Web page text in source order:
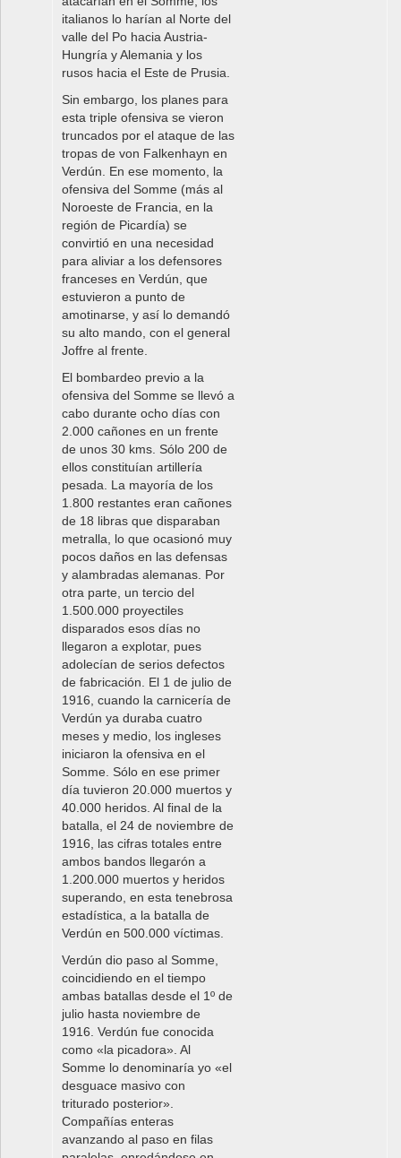
italianos lo harían al Norte del
valle del Po hacia Austria-
Hungría y Alemania y los
rusos hacia el Este de Prusia.
Sin embargo, los planes para
esta triple ofensiva se vieron
truncados por el ataque de las
tropas de von Falkenhayn en
Verdún. En ese momento, la
ofensiva del Somme (más al
Noroeste de Francia, en la
región de Picardía) se
convirtió en una necesidad
para aliviar a los defensores
franceses en Verdún, que
estuvieron a punto de
amotinarse, y así lo demandó
su alto mando, con el general
Joffre al frente.
El bombardeo previo a la
ofensiva del Somme se llevó a
cabo durante ocho días con
2.000 cañones en un frente
de unos 30 kms. Sólo 200 de
ellos constituían artillería
pesada. La mayoría de los
1.800 restantes eran cañones
de 18 libras que disparaban
metralla, lo que ocasionó muy
pocos daños en las defensas
y alambradas alemanas. Por
otra parte, un tercio del
1.500.000 proyectiles
disparados esos días no
llegaron a explotar, pues
adolecían de serios defectos
de fabricación. El 1 de julio de
1916, cuando la carnicería de
Verdún ya duraba cuatro
meses y medio, los ingleses
iniciaron la ofensiva en el
Somme. Sólo en ese primer
día tuvieron 20.000 muertos y
40.000 heridos. Al final de la
batalla, el 24 de noviembre de
1916, las cifras totales entre
ambos bandos llegarón a
1.200.000 muertos y heridos
superando, en esta tenebrosa
estadística, a la batalla de
Verdún en 500.000 víctimas.
Verdún dio paso al Somme,
coincidiendo en el tiempo
ambas batallas desde el 1º de
julio hasta noviembre de
1916. Verdún fue conocida
como «la picadora». Al
Somme lo denominaría yo «el
desguace masivo con
triturado posterior».
Compañías enteras
avanzando al paso en filas